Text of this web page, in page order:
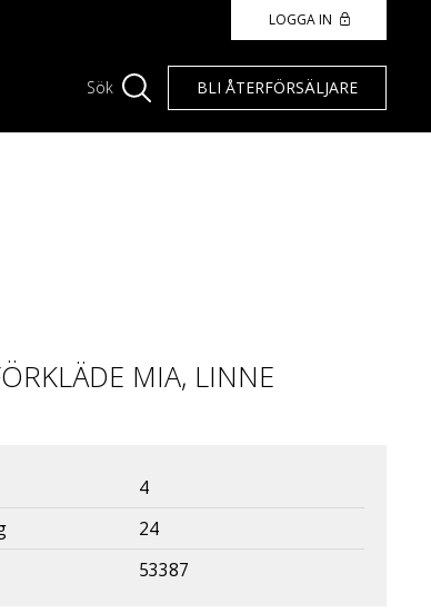
LOGGA IN
Sök BLI ÅTERFÖRSÄLJARE
MIA, LINNE
4
24
53387